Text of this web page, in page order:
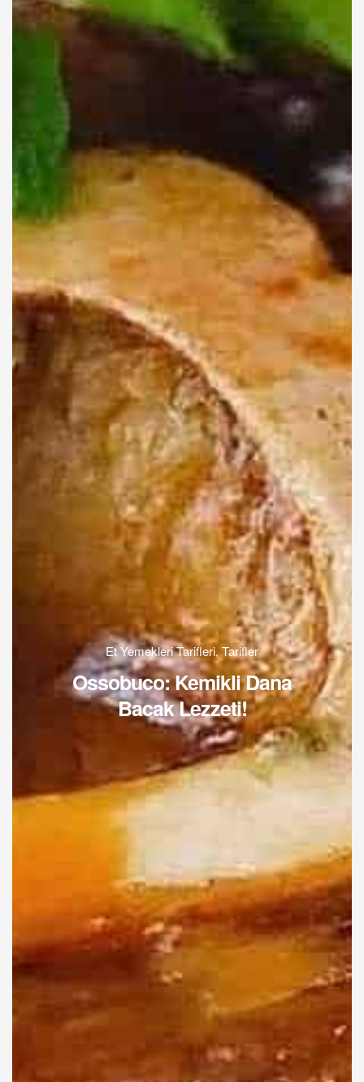
Et Yemekleri Tarifleri,Tarifler
Ossobuco: Kemikli Dana
Bacak Lezzeti!